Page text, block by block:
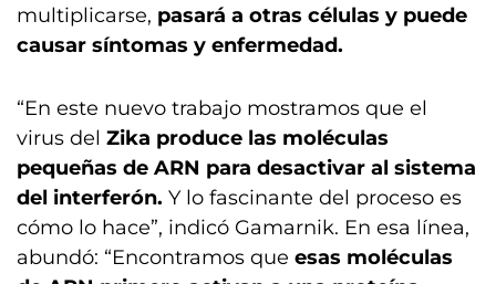
multiplicarse, pasará a otras células y puede
causar síntomas y enfermedad.
“En este nuevo trabajo mostramos que el
virus del Zika produce las moléculas
pequeñas de ARN para desactivar al sistema
del interferón. Y lo fascinante del proceso es
cómo lo hace”, indicó Gamarnik. En esa línea,
abundó: “Encontramos que esas moléculas